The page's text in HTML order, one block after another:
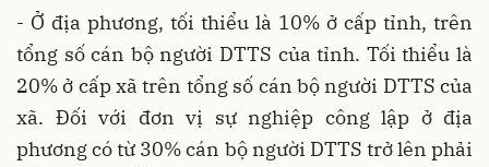
- Ở địa phương, tối thiểu là 10% ở cấp tỉnh, trên
tổng số cán bộ người DTTS của tỉnh. Tối thiểu là
20% ở cấp xã trên tổng số cán bộ người DTTS của
xã. Đối với đơn vị sự nghiệp công lập ở địa
phương có từ 30% cán bộ người DTTS trở lên phải